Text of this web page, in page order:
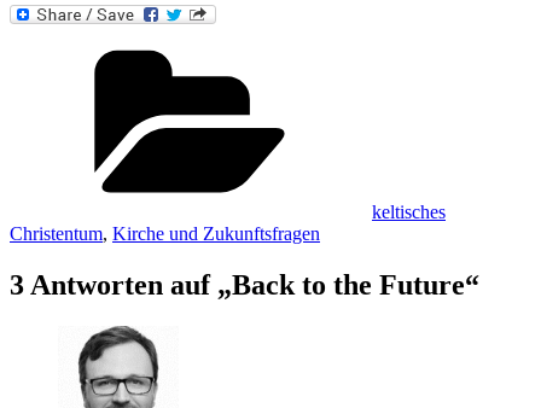
keltisches
Christentum, Kirche und Zukunftsfragen
3 Antworten auf „Back to the Future“